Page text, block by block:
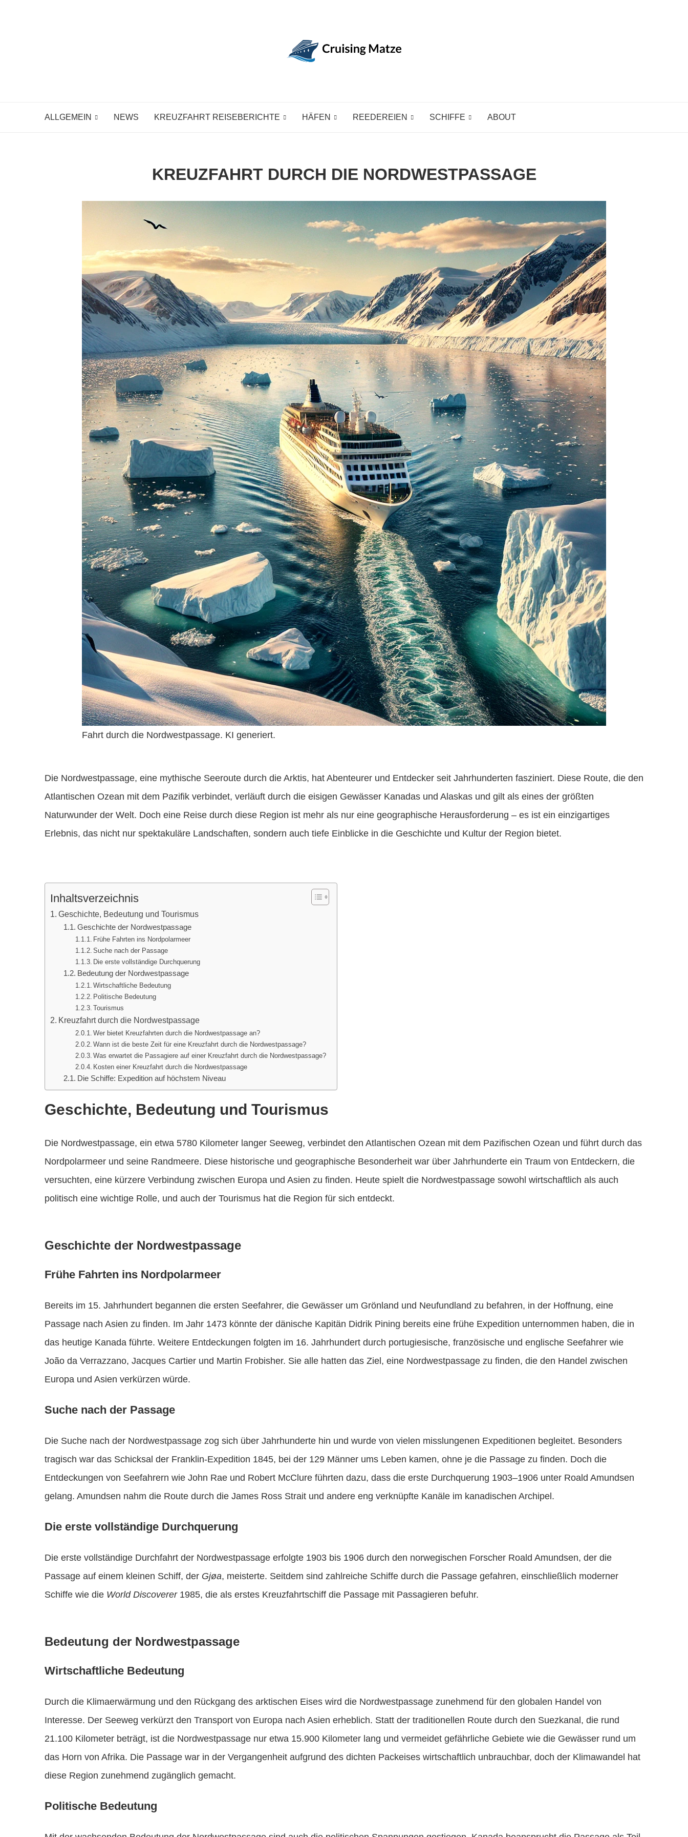
ALLGEMEIN NEWS KREUZFAHRT REISEBERICHTE HÄFEN REEDEREIEN SCHIFFE ABOUT
KREUZFAHRT DURCH DIE NORDWESTPASSAGE
Fahrt durch die Nordwestpassage. KI generiert.
Die Nordwestpassage, eine mythische Seeroute durch die Arktis, hat Abenteurer und Entdecker seit Jahrhunderten fasziniert. Diese Route, die den
Atlantischen Ozean mit dem Pazifik verbindet, verläuft durch die eisigen Gewässer Kanadas und Alaskas und gilt als eines der größten
Naturwunder der Welt. Doch eine Reise durch diese Region ist mehr als nur eine geographische Herausforderung – es ist ein einzigartiges
Erlebnis, das nicht nur spektakuläre Landschaften, sondern auch tiefe Einblicke in die Geschichte und Kultur der Region bietet.
Inhaltsverzeichnis
Geschichte, Bedeutung und Tourismus
Geschichte der Nordwestpassage
Frühe Fahrten ins Nordpolarmeer
Suche nach der Passage
Die erste vollständige Durchquerung
Bedeutung der Nordwestpassage
Wirtschaftliche Bedeutung
Politische Bedeutung
Tourismus
Kreuzfahrt durch die Nordwestpassage
Wer bietet Kreuzfahrten durch die Nordwestpassage an?
Wann ist die beste Zeit für eine Kreuzfahrt durch die Nordwestpassage?
Was erwartet die Passagiere auf einer Kreuzfahrt durch die Nordwestpassage?
Kosten einer Kreuzfahrt durch die Nordwestpassage
Die Schiffe: Expedition auf höchstem Niveau
Geschichte, Bedeutung und Tourismus
Die Nordwestpassage, ein etwa 5780 Kilometer langer Seeweg, verbindet den Atlantischen Ozean mit dem Pazifischen Ozean und führt durch das
Nordpolarmeer und seine Randmeere. Diese historische und geographische Besonderheit war über Jahrhunderte ein Traum von Entdeckern, die
versuchten, eine kürzere Verbindung zwischen Europa und Asien zu finden. Heute spielt die Nordwestpassage sowohl wirtschaftlich als auch
politisch eine wichtige Rolle, und auch der Tourismus hat die Region für sich entdeckt.
Geschichte der Nordwestpassage
Frühe Fahrten ins Nordpolarmeer
Bereits im 15. Jahrhundert begannen die ersten Seefahrer, die Gewässer um Grönland und Neufundland zu befahren, in der Hoffnung, eine
Passage nach Asien zu finden. Im Jahr 1473 könnte der dänische Kapitän Didrik Pining bereits eine frühe Expedition unternommen haben, die in
das heutige Kanada führte. Weitere Entdeckungen folgten im 16. Jahrhundert durch portugiesische, französische und englische Seefahrer wie
João da Verrazzano, Jacques Cartier und Martin Frobisher. Sie alle hatten das Ziel, eine Nordwestpassage zu finden, die den Handel zwischen
Europa und Asien verkürzen würde.
Suche nach der Passage
Die Suche nach der Nordwestpassage zog sich über Jahrhunderte hin und wurde von vielen misslungenen Expeditionen begleitet. Besonders
tragisch war das Schicksal der Franklin-Expedition 1845, bei der 129 Männer ums Leben kamen, ohne je die Passage zu finden. Doch die
Entdeckungen von Seefahrern wie John Rae und Robert McClure führten dazu, dass die erste Durchquerung 1903–1906 unter Roald Amundsen
gelang. Amundsen nahm die Route durch die James Ross Strait und andere eng verknüpfte Kanäle im kanadischen Archipel.
Die erste vollständige Durchquerung
Die erste vollständige Durchfahrt der Nordwestpassage erfolgte 1903 bis 1906 durch den norwegischen Forscher Roald Amundsen, der die
Passage auf einem kleinen Schiff, der Gjøa, meisterte. Seitdem sind zahlreiche Schiffe durch die Passage gefahren, einschließlich moderner
Schiffe wie die World Discoverer1985, die als erstes Kreuzfahrtschiff die Passage mit Passagieren befuhr.
Bedeutung der Nordwestpassage
Wirtschaftliche Bedeutung
Durch die Klimaerwärmung und den Rückgang des arktischen Eises wird die Nordwestpassage zunehmend für den globalen Handel von
Interesse. Der Seeweg verkürzt den Transport von Europa nach Asien erheblich. Statt der traditionellen Route durch den Suezkanal, die rund
21.100 Kilometer beträgt, ist die Nordwestpassage nur etwa 15.900 Kilometer lang und vermeidet gefährliche Gebiete wie die Gewässer rund um
das Horn von Afrika. Die Passage war in der Vergangenheit aufgrund des dichten Packeises wirtschaftlich unbrauchbar, doch der Klimawandel hat
diese Region zunehmend zugänglich gemacht.
Politische Bedeutung